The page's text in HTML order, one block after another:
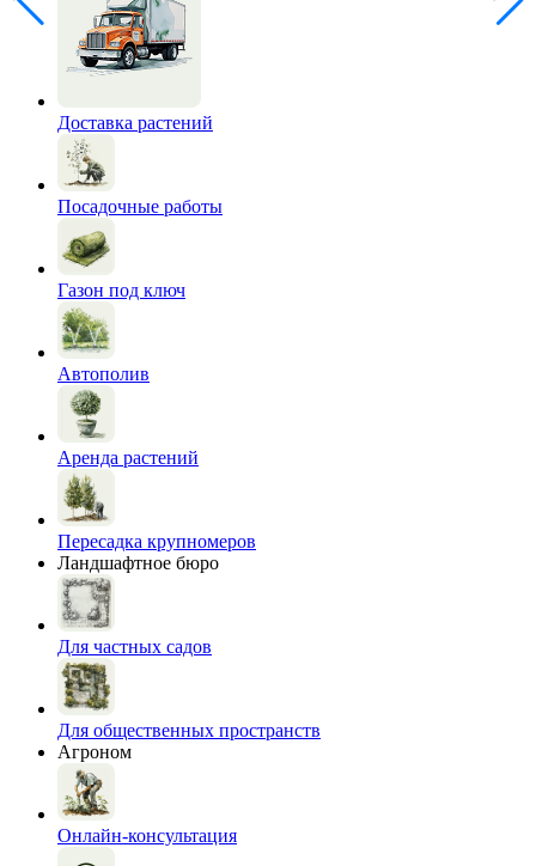
Доставка растений
Посадочные работы
Газон под ключ
Автополив
Аренда растений
Пересадка крупномеров
Ландшафтное бюро
Для частных садов
Для общественных пространств
Агроном
Онлайн-консультация